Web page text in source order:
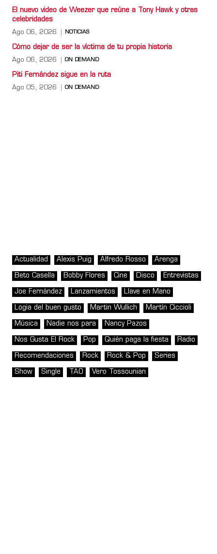
El nuevo video de Weezer que reúne a Tony Hawk y otras
celebridades
Ago 06, 2026 NOTICIAS
Cómo dejar de ser la víctima de tu propia historia
Ago 06, 2026 ON DEMAND
Piti Fernández sigue en la ruta
Ago 05, 2026 ON DEMAND
Actualidad Alexis Puig Alfredo Rosso Arenga
Beto Casella Bobby Flores Cine Disco Entrevistas
Joe Fernández Lanzamientos Llave en Mano
Logia del buen gusto Martin Wullich Martín Ciccioli
Música Nadie nos para Nancy Pazos
Nos Gusta El Rock Pop Quién paga la fiesta Radio
Recomendaciones Rock Rock & Pop Series
Show Single TAO Vero Tossounian